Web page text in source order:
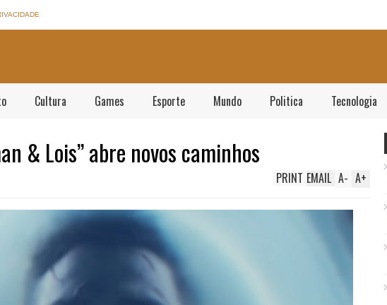
Cultura Games Esporte Mundo Politica Tecnologia
& Lois” abre novos caminhos
A+
A-
EMAIL
PRINT